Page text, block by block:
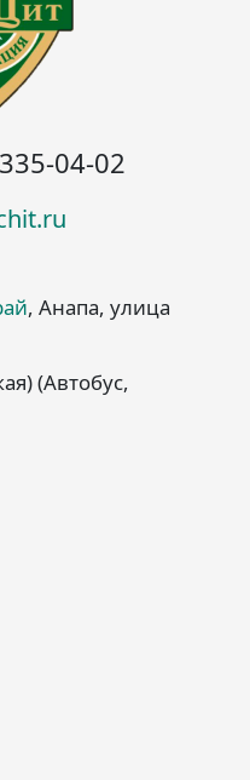
04-02
, Анапа, улица
(Автобус,